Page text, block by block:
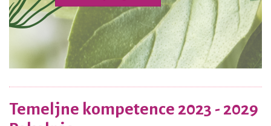
Temeljne kompetence 2023 - 2029